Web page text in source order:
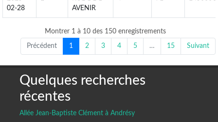
02-28
AVENIR
Montrer 1 à 10 des 150 enregistrements
Précédent 1 2 3 4 5 … 15 Suivant
Quelques recherches
récentes
Allée Jean-Baptiste Clément à Andrésy